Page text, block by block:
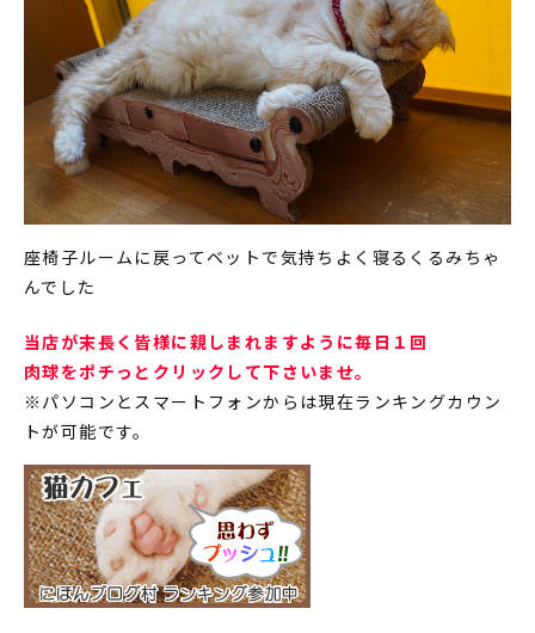
座椅子ルームに戻ってベットで気持ちよく寝るくるみちゃ
んでした
当店が末長く皆様に親しまれますように毎日１回
肉球をポチっとクリックして下さいませ。
※パソコンとスマートフォンからは現在ランキングカウン
トが可能です。